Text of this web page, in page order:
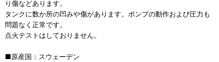
り傷などあります。
タンクに数か所の凹みや傷があります。ポンプの動作および圧力も
問題なく正常です。
点火テストはしておりません。
■原産国：スウェーデン